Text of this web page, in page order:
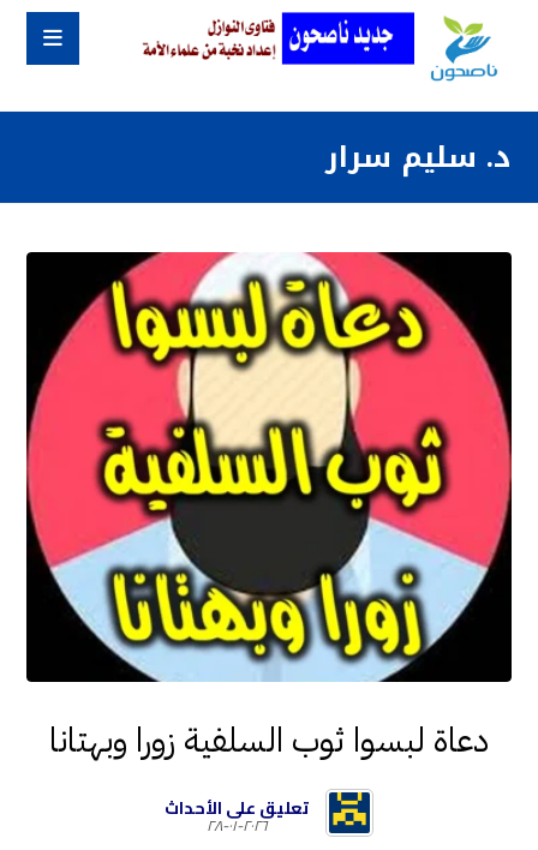
د. سليم سرار
دعاة لبسوا ثوب السلفية زورا وبهتانا
تعليق على الأحداث
٢٠٢٦-٠١-٢٨